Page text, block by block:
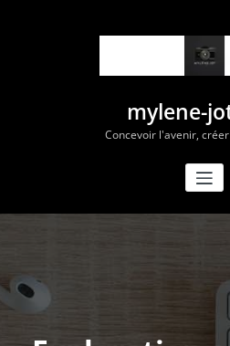
mylene-
Concevoir l'avenir,